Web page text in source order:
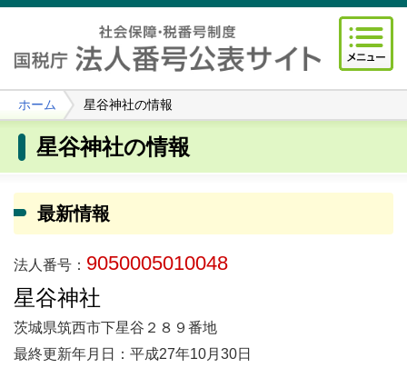
ホーム 星谷神社の情報
星谷神社の情報
最新情報
法人番号： 9050005010048
星谷神社
茨城県筑西市下星谷２８９番地
最終更新年月日：平成27年10月30日